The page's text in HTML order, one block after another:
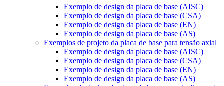
Exemplo de design da placa de base (AISC)
Exemplo de design da placa de base (CSA)
Exemplo de design da placa de base (EN)
Exemplo de design da placa de base (AS)
Exemplos de projeto da placa de base para tensão axial
Exemplo de design da placa de base (AISC)
Exemplo de design da placa de base (CSA)
Exemplo de design da placa de base (EN)
Exemplo de design da placa de base (AS)